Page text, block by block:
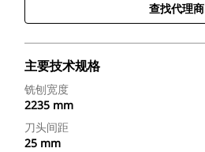
查找代理商
主要技术规格
铣刨宽度
2235 mm
刀头间距
25 mm